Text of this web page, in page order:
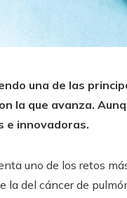
una de las
la que avanza.
e innovadoras.
uno de los retos
del cáncer de